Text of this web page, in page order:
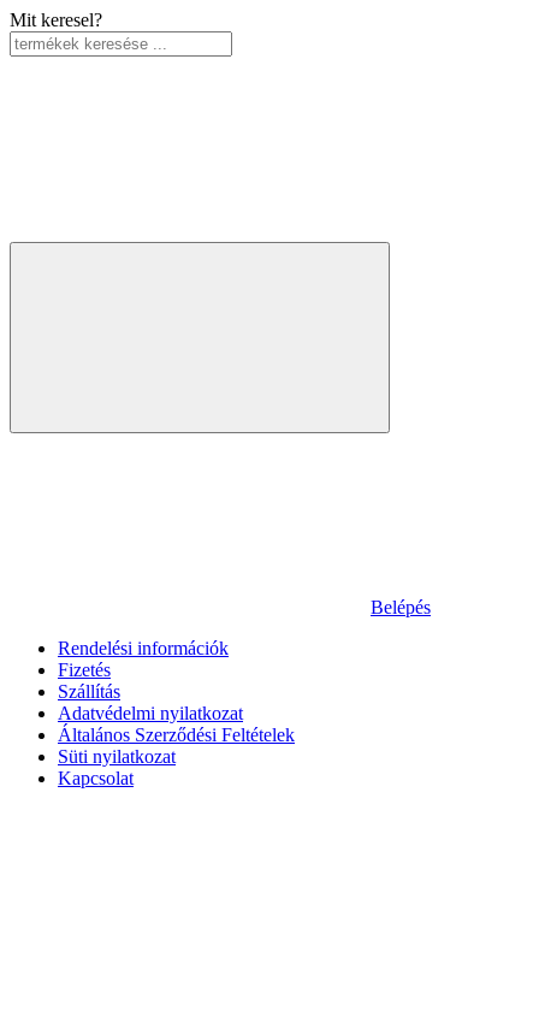
Mit keresel?
Belépés
Rendelési információk
Fizetés
Szállítás
Adatvédelmi nyilatkozat
Általános Szerződési Feltételek
Süti nyilatkozat
Kapcsolat